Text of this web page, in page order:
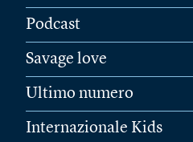
Podcast
Savage love
Ultimo numero
Internazionale Kids